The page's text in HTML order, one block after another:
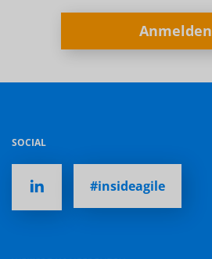
Anmelden
SOCIAL
#insideagile